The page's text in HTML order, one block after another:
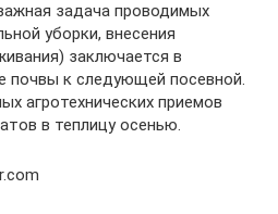
задача проводимых
уборки, внесения
заключается в
почвы к следующей посевной.
агротехнических приемов
в теплицу осенью.